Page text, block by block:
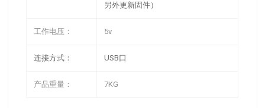
另外更新固件）
工作电压： 5v
连接方式： USB口
产品重量： 7KG